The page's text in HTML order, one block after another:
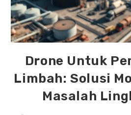
Drone Untuk
Limbah: Solusi
Masalah